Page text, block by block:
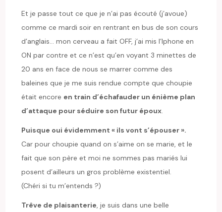
Et je passe tout ce que je n’ai pas écouté (j’avoue)
comme ce mardi soir en rentrant en bus de son cours
d’anglais… mon cerveau a fait OFF, j’ai mis l’Iphone en
ON par contre et ce n’est qu’en voyant 3 minettes de
20 ans en face de nous se marrer comme des
baleines que je me suis rendue compte que choupie
était encore en train d’échafauder un énième plan
d’attaque pour séduire son futur époux.
Puisque oui évidemment « ils vont s’épouser ».
Car pour choupie quand on s’aime on se marie, et le
fait que son père et moi ne sommes pas mariés lui
posent d’ailleurs un gros problème existentiel.
(Chéri si tu m’entends ?)
Trêve de plaisanterie, je suis dans une belle